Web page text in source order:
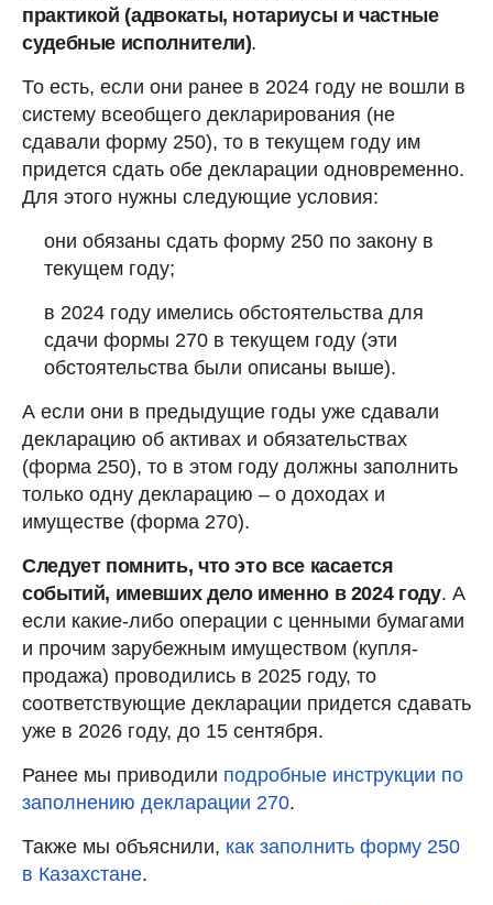
практикой (адвокаты, нотариусы и частные
судебные исполнители).
То есть, если они ранее в 2024 году не вошли в
систему всеобщего декларирования (не
сдавали форму 250), то в текущем году им
придется сдать обе декларации одновременно.
Для этого нужны следующие условия:
они обязаны сдать форму 250 по закону в
текущем году;
в 2024 году имелись обстоятельства для
сдачи формы 270 в текущем году (эти
обстоятельства были описаны выше).
А если они в предыдущие годы уже сдавали
декларацию об активах и обязательствах
(форма 250), то в этом году должны заполнить
только одну декларацию – о доходах и
имуществе (форма 270).
Следует помнить, что это все касается
событий, имевших дело именно в 2024 году. А
если какие-либо операции с ценными бумагами
и прочим зарубежным имуществом (купля-
продажа) проводились в 2025 году, то
соответствующие декларации придется сдавать
уже в 2026 году, до 15 сентября.
Ранее мы приводили подробные инструкции по
заполнению декларации 270.
Также мы объяснили, как заполнить форму 250
в Казахстане.